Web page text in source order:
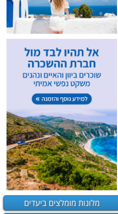
מלונות מומלצים ביעדים